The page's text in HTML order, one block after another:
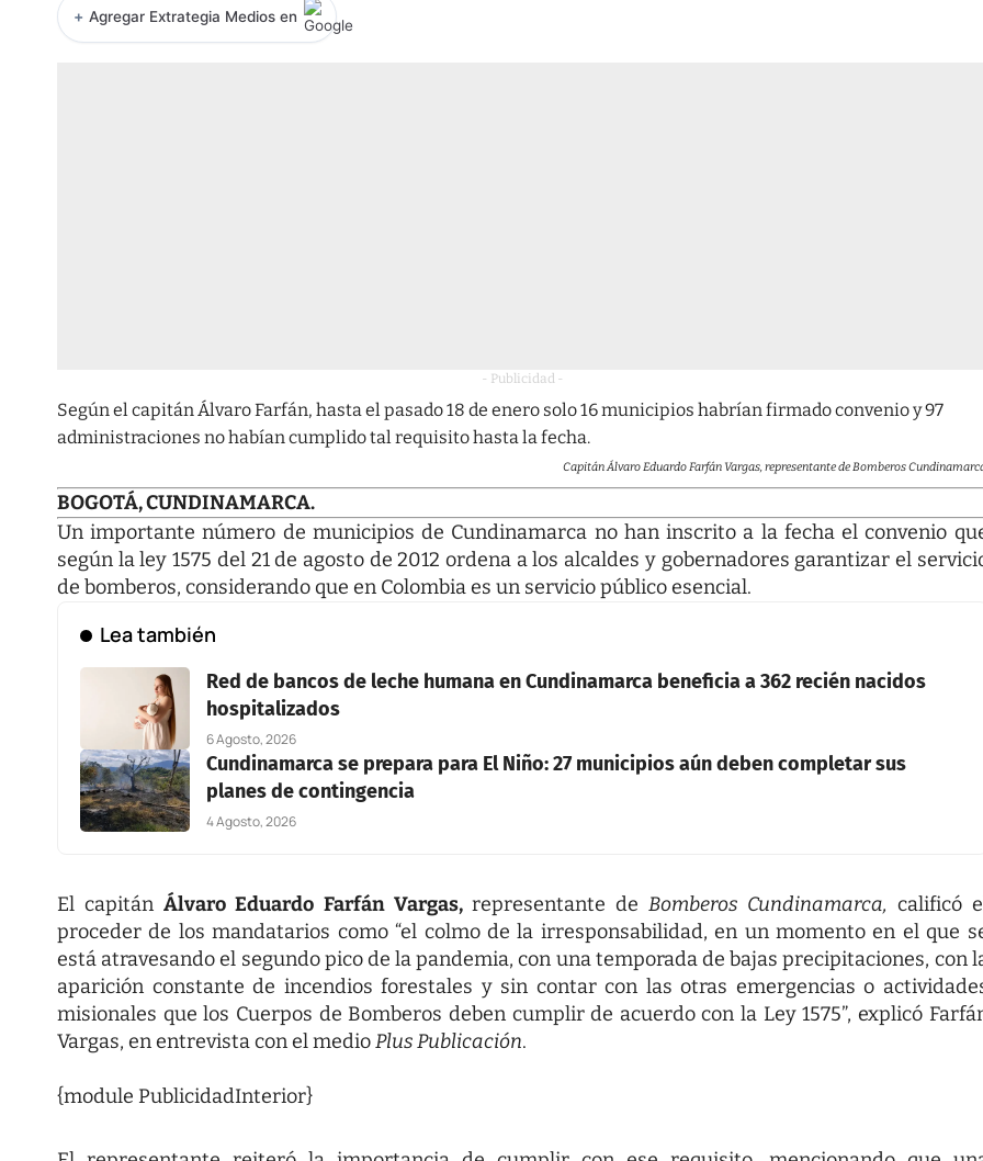
+ Agregar Extrategia Medios en
- Publicidad -
Según el capitán Álvaro Farfán, hasta el pasado 18 de enero solo 16 municipios habrían firmado convenio y 97
administraciones no habían cumplido tal requisito hasta la fecha.
Capitán Álvaro Eduardo Farfán Vargas, representante de Bomberos
BOGOTÁ, CUNDINAMARCA.
Un importante número de municipios de Cundinamarca no han inscrito a la fecha el convenio
según la ley 1575 del 21 de agosto de 2012 ordena a los alcaldes y gobernadores garantizar el
de bomberos, considerando que en Colombia es un servicio público esencial.
Lea también
Red de bancos de leche humana en Cundinamarca beneficia a 362 recién nacidos
hospitalizados
6 Agosto, 2026
Cundinamarca se prepara para El Niño: 27 municipios aún deben completar sus
planes de contingencia
4 Agosto, 2026
El capitánÁlvaro Eduardo Farfán Vargas, representante deBomberos Cundinamarca, calificó
proceder de los mandatarios como “el colmo de la irresponsabilidad, en un momento en el que
está atravesando el segundo pico de la pandemia, con una temporada de bajas precipitaciones, con
aparición constante de incendios forestales y sin contar con las otras emergencias o
misionales que los Cuerpos de Bomberos deben cumplir de acuerdo con la Ley 1575”, explicó
Vargas, en entrevista con el medioPlus Publicación.
{module PublicidadInterior}